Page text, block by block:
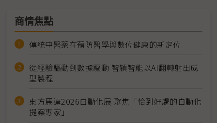
商情焦點
傳統中醫藥在預防醫學與數位健康的新定位
從經驗驅動到數據驅動 智穎智能以AI翻轉射出成
型製程
東方馬達2026自動化展 聚焦「恰到好處的自動化
提案專家」